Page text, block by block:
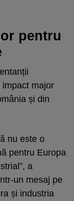
pentru
major
și din
nu este o
pentru Europa
a
un mesaj pe
și industria